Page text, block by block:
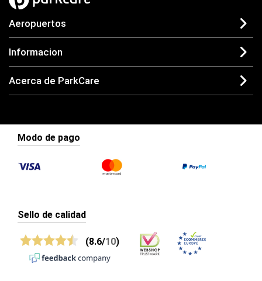
Aeropuertos
Informacion
Acerca de ParkCare
Modo de pago
Sello de calidad
(8.6/10)